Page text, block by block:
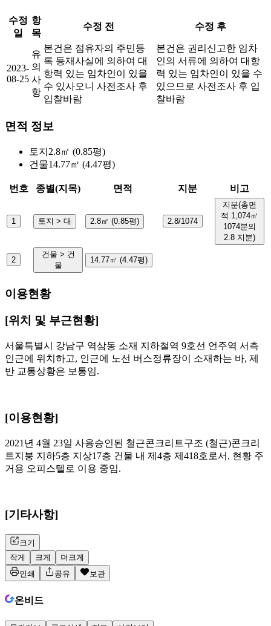
수정
일
항
목
수정 전 수정 후
2023-
08-25
유
의
사
항
본건은 점유자의 주민등
록 등재사실에 의하여 대
항력 있는 임차인이 있을
수 있사오니 사전조사 후
입찰바람
본건은 권리신고한 임차
인의 서류에 의하여 대항
력 있는 임차인이 있을 수
있으므로 사전조사 후 입
찰바람
면적 정보
토지 2.8㎡ (0.85평)
건물14.77㎡ (4.47평)
번호 종별(지목) 면적 지분 비고
1 토지 > 대 2.8㎡ (0.85평) 2.8/1074
지분(총면
적 1,074㎡
1074분의
2.8 지분)
2
건물 > 건
물
14.77㎡ (4.47평)
이용현황
[위치 및 부근현황]
서울특별시 강남구 역삼동 소재 지하철역 9호선 언주역 서측
인근에 위치하고, 인근에 노선 버스정류장이 소재하는 바, 제
반 교통상황은 보통임.
[이용현황]
2021년 4월 23일 사용승인된 철근콘크리트구조 (철근)콘크리
트지붕 지하5층 지상17층 건물 내 제4층 제418호로서, 현황 주
거용 오피스텔로 이용 중임.
[기타사항]
크기
작게
크게
더크게
인쇄
공유 보관
온비드